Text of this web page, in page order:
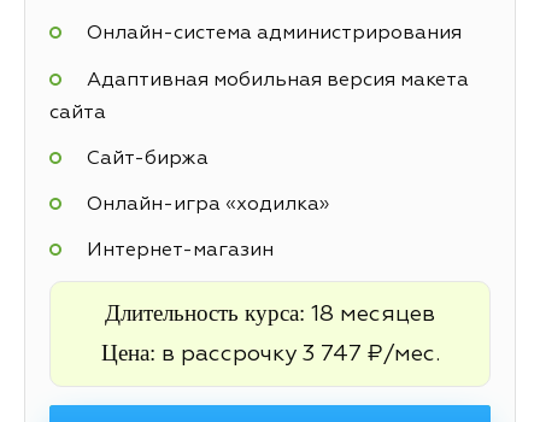
Онлайн-система администрирования
Адаптивная мобильная версия макета
сайта
Cайт-биржа
Онлайн-игра «ходилка»
Интернет-магазин
Длительность курса: 18 месяцев
Цена: в рассрочку 3 747 ₽/мес.